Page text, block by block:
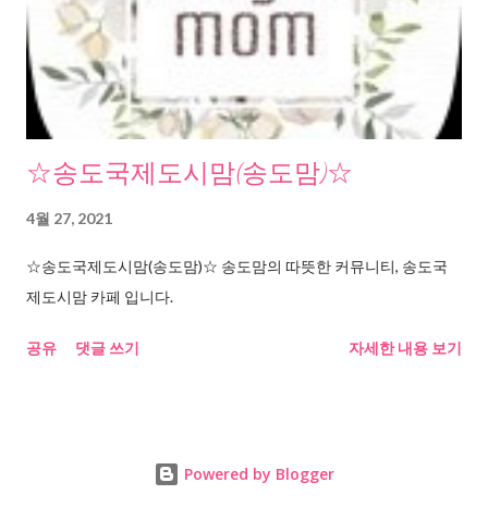
☆송도국제도시맘(송도맘)☆
4월 27, 2021
☆송도국제도시맘(송도맘)☆ 송도맘의 따뜻한 커뮤니티, 송도국
제도시맘 카페 입니다.
공유 댓글 쓰기 자세한 내용 보기
Powered by Blogger